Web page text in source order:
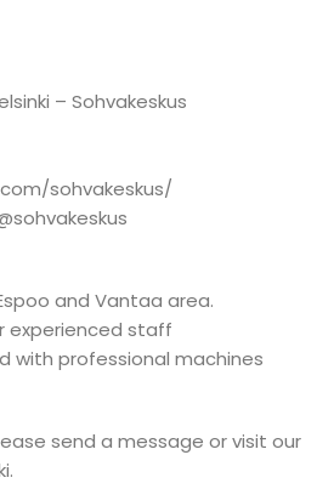
– Sohvakeskus
sohvakeskus/
and Vantaa area.
experienced staff
with professional machines
send a message or visit our